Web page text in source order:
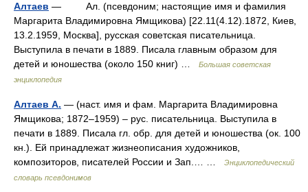
Алтаев — Ал. (псевдоним; настоящие имя и фамилия
Маргарита Владимировна Ямщикова) [22.11(4.12).1872, Киев,
13.2.1959, Москва], русская советская писательница.
Выступила в печати в 1889. Писала главным образом для
детей и юношества (около 150 книг) …
Большая советская
энциклопедия
Алтаев А. — (наст. имя и фам. Маргарита Владимировна
Ямщикова; 1872–1959) – рус. писательница. Выступила в
печати в 1889. Писала гл. обр. для детей и юношества (ок. 100
кн.). Ей принадлежат жизнеописания художников,
композиторов, писателей России и Зап.… …
Энциклопедический
словарь псевдонимов